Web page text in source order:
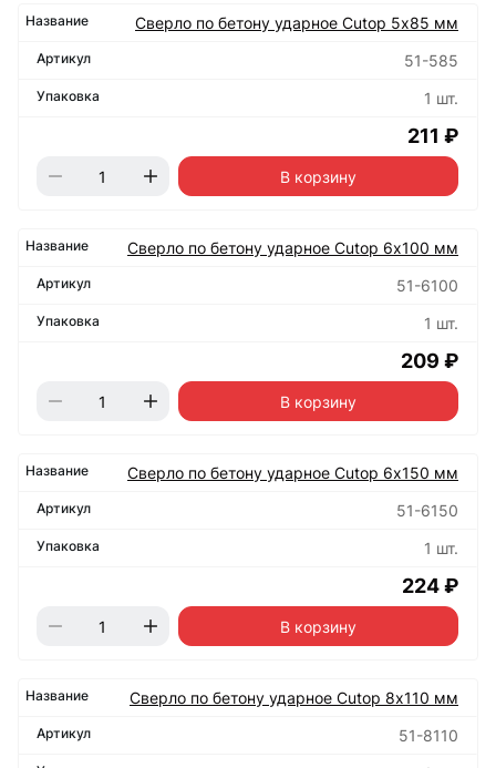
Сверло по бетону ударное Cutop 5х85 мм
51-585
1 шт.
211 ₽
В корзину
Сверло по бетону ударное Cutop 6х100 мм
51-6100
1 шт.
209 ₽
В корзину
Сверло по бетону ударное Cutop 6х150 мм
51-6150
1 шт.
224 ₽
В корзину
Сверло по бетону ударное Cutop 8х110 мм
51-8110